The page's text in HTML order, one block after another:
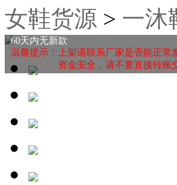
女鞋货源 > 一沐
60天内无新款
温馨提示：上架请联系厂家是否能正常
资金安全，请不要直接转账